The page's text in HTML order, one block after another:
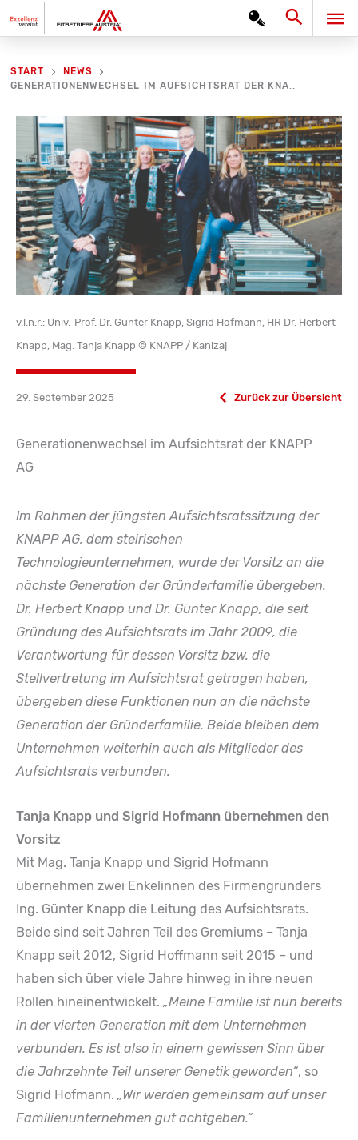
Inhalt
Search
START
NEWS
GENERATIONENWECHSEL IM AUFSICHTSRAT DER KNAPP AG
v.l.n.r.: Univ.-Prof. Dr. Günter Knapp, Sigrid Hofmann, HR Dr. Herbert
Knapp, Mag. Tanja Knapp © KNAPP / Kanizaj
29. September 2025 Zurück zur Übersicht
Generationenwechsel im Aufsichtsrat der KNAPP
AG
Im Rahmen der jüngsten Aufsichtsratssitzung der
KNAPP AG, dem steirischen
Technologieunternehmen, wurde der Vorsitz an die
nächste Generation der Gründerfamilie übergeben.
Dr. Herbert Knapp und Dr. Günter Knapp, die seit
Gründung des Aufsichtsrats im Jahr 2009, die
Verantwortung für dessen Vorsitz bzw. die
Stellvertretung im Aufsichtsrat getragen haben,
übergeben diese Funktionen nun an die nächste
Generation der Gründerfamilie. Beide bleiben dem
Unternehmen weiterhin auch als Mitglieder des
Aufsichtsrats verbunden.
Tanja Knapp und Sigrid Hofmann übernehmen den
Vorsitz
Mit Mag. Tanja Knapp und Sigrid Hofmann
übernehmen zwei Enkelinnen des Firmengründers
Ing. Günter Knapp die Leitung des Aufsichtsrats.
Beide sind seit Jahren Teil des Gremiums – Tanja
Knapp seit 2012, Sigrid Hoffmann seit 2015 – und
haben sich über viele Jahre hinweg in ihre neuen
Rollen hineinentwickelt. „Meine Familie ist nun bereits
in der vierten Generation mit dem Unternehmen
verbunden. Es ist also in einem gewissen Sinn über
die Jahrzehnte Teil unserer Genetik geworden“, so
Sigrid Hofmann. „Wir werden gemeinsam auf unser
Familienunternehmen gut achtgeben.“